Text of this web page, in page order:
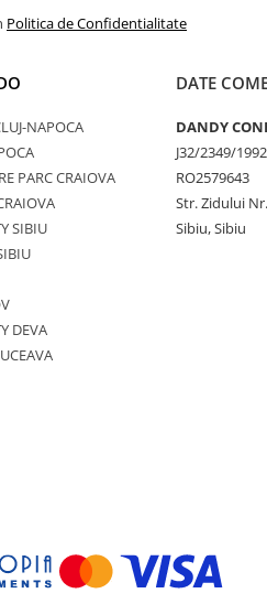
Politica de Confidentialitate
NAPOCA
PARC CRAIOVA
SIBIU
DEVA
DATE
DANDY
J32/2349/1992
RO2579643
Str. Zidului
Sibiu, Sibiu